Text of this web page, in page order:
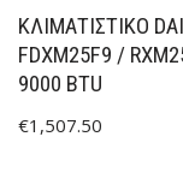
ΚΛΙΜΑΤΙΣΤΙΚΟ
FDXM25F9 /
9000 BTU
€1,507.50